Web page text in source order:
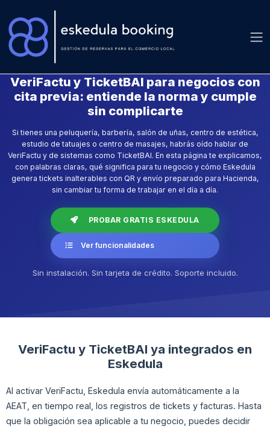
Inicio Funcionalidades VeriFactu y TicketBAI
VeriFactu y TicketBAI para negocios con
cita previa: entiende la norma y cumple
sin complicarte
Si tienes una peluquería, barbería, salón de uñas, centro de estética,
estudio de tatuajes o centro de masajes, habrás oído hablar de
VeriFactu y de sistemas como TicketBAI. En esta página te explicamos,
con palabras claras, qué significa para tu negocio y cómo Eskedula
genera tickets inalterables con QR y envío preparado para Hacienda,
sin cambiar tu forma de trabajar en el día a día.
PROBAR GRATIS ESKEDULA
Ver funcionalidades
Sin instalación. Sin tarjeta de crédito. Soporte incluido.
VeriFactu y TicketBAI ya integrados en
Eskedula
Al activar VeriFactu, Eskedula envía automáticamente a la
AEAT, en tiempo real, los registros de tickets y facturas. Hasta
que la obligación sea aplicable a tu negocio, puedes decidir